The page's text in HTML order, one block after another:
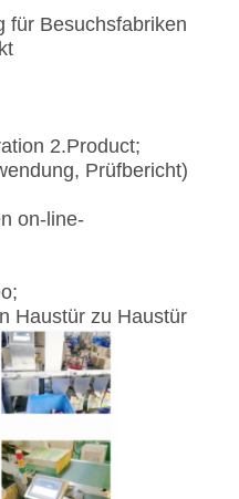
für Besuchsfabriken
2.Product;
Prüfbericht)
on-line-
Haustür zu Haustür